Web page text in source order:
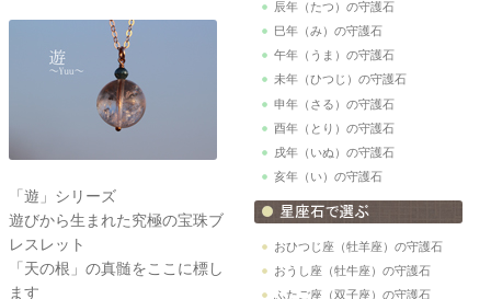
「遊」シリーズ
遊びから生まれた究極の宝珠ブ
レスレット
「天の根」の真髄をここに標し
ます
辰年（たつ）の守護石
巳年（み）の守護石
午年（うま）の守護石
未年（ひつじ）の守護石
申年（さる）の守護石
酉年（とり）の守護石
戌年（いぬ）の守護石
亥年（い）の守護石
おひつじ座（牡羊座）の守護石
おうし座（牡牛座）の守護石
ふたご座（双子座）の守護石